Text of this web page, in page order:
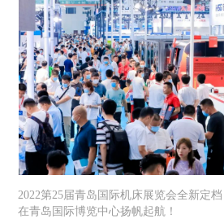
2022第25届青岛国际机床展览会全新定
在青岛国际博览中心扬帆起航！